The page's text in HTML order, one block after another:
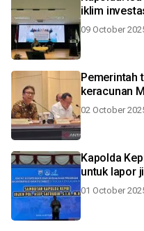
iklim
09 October
Pemerintah
keracunan
02 October
Kapolda
untuk lapor
01 October